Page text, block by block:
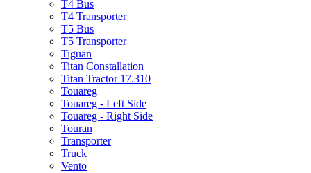
T4 Bus
T4 Transporter
T5 Bus
T5 Transporter
Tiguan
Titan Constallation
Titan Tractor 17.310
Touareg
Touareg - Left Side
Touareg - Right Side
Touran
Transporter
Truck
Vento